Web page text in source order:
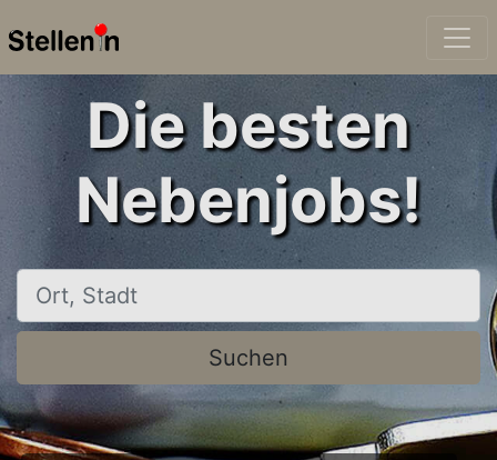
Die besten
Nebenjobs!
Ort, Stadt
Suchen